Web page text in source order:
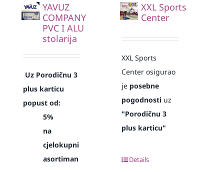
YAVUZ
COMPANY
PVC I ALU
stolarija
Uz Porodičnu 3
plus karticu
popust od:
5%
na
cjelokupni
asortiman
XXL Sports
Center
XXL Sports
Center osigurao
je posebne
pogodnosti uz
"Porodičnu 3
plus karticu"
Details